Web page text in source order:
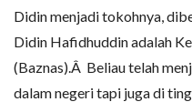
Didin menjadi tokohnya,
Didin Hafidhuddin adalah
(Baznas).Â Beliau telah
dalam negeri tapi juga di